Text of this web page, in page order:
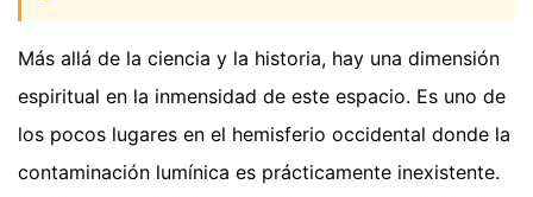
Más allá de la ciencia y la historia, hay una dimensión
espiritual en la inmensidad de este espacio. Es uno de
los pocos lugares en el hemisferio occidental donde la
contaminación lumínica es prácticamente inexistente.